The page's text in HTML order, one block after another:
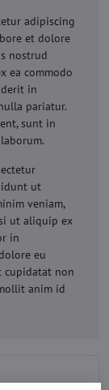
adipiscing
et dolore
nostrud
ea commodo
in
pariatur.
sunt in
ut
veniam,
ut aliquip ex
in
eu
cupidatat non
anim id